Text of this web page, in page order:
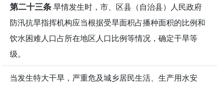
第二十三条旱情发生时，市、区县（自治县）人民政府
防汛抗旱指挥机构应当根据受旱面积占播种面积的比例和
饮水困难人口占所在地区人口比例等情况，确定干旱等
级。
当发生特大干旱，严重危及城乡居民生活、生产用水安